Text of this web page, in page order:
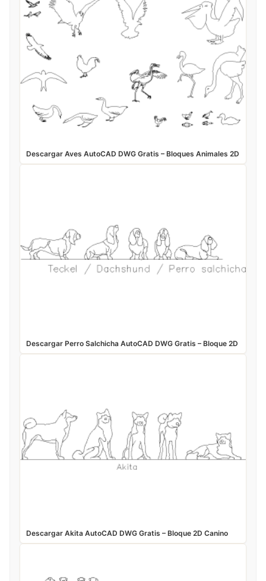
Descargar Aves AutoCAD DWG Gratis – Bloques Animales 2D
Descargar Perro Salchicha AutoCAD DWG Gratis – Bloque 2D
Descargar Akita AutoCAD DWG Gratis – Bloque 2D Canino